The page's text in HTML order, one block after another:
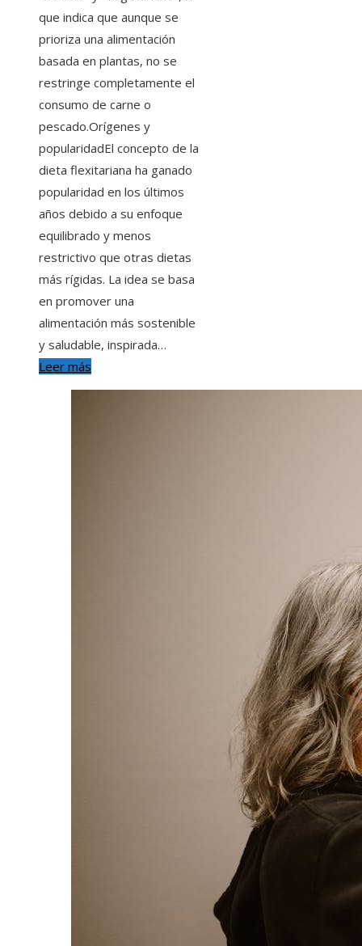
que indica que aunque se
prioriza una alimentación
basada en plantas, no se
restringe completamente el
consumo de carne o
pescado.Orígenes y
popularidadEl concepto de la
dieta flexitariana ha ganado
popularidad en los últimos
años debido a su enfoque
equilibrado y menos
restrictivo que otras dietas
más rígidas. La idea se basa
en promover una
alimentación más sostenible
y saludable, inspirada…
Leer más